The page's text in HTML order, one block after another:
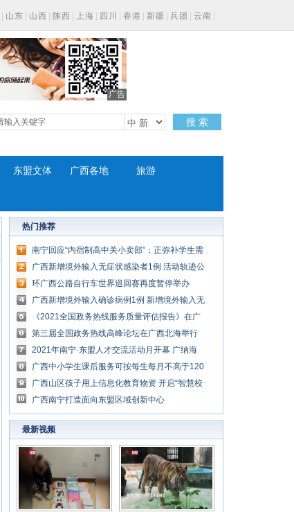
山东 山西 陕西 上海 四川 香港 新疆 兵团 云南
广告
搜 索
东盟文体 广西各地 旅游
热门推荐
南宁回应“内宿制高中关小卖部”：正弥补学生需
求空缺
广西新增境外输入无症状感染者1例 活动轨迹公
布
环广西公路自行车世界巡回赛再度暂停举办
广西新增境外输入确诊病例1例 新增境外输入无
症状感染者1例
《2021全国政务热线服务质量评估报告》在广
西北海发布
第三届全国政务热线高峰论坛在广西北海举行
2021年南宁·东盟人才交流活动月开幕 广纳海
内外英才
广西中小学生课后服务可按每生每月不高于120
元预收
广西山区孩子用上信息化教育物资 开启“智慧校
园”学习模式
广西南宁打造面向东盟区域创新中心
最新视频